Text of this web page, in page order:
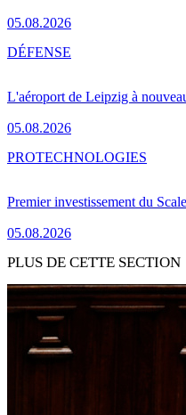
05.08.2026
L'aéroport de Leipzig à
05.08.2026
DÉFENSE
Premier investissement du
05.08.2026
PROTECHNOLOGIES
PLUS DE CETTE SECTION